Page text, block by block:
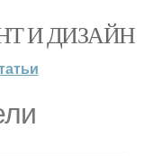
И ДИЗАЙН